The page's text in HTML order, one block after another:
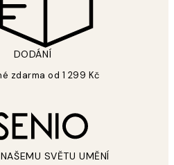
DODÁNÍ
zdarma od 1 299 Kč
SVĚTU UMĚNÍ